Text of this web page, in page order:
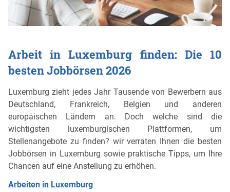
Arbeit in Luxemburg finden: Die 10
besten Jobbörsen 2026
Luxemburg zieht jedes Jahr Tausende von Bewerbern aus
Deutschland, Frankreich, Belgien und anderen
europäischen Ländern an. Doch welche sind die
wichtigsten luxemburgischen Plattformen, um
Stellenangebote zu finden? wir verraten Ihnen die besten
Jobbörsen in Luxemburg sowie praktische Tipps, um Ihre
Chancen auf eine Anstellung zu erhöhen.
Arbeiten in Luxemburg